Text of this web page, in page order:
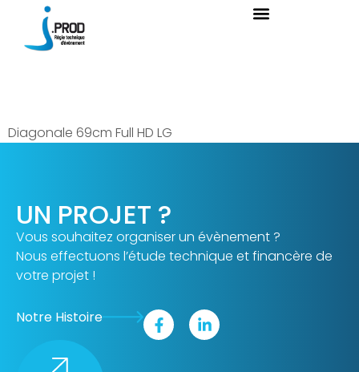
Diagonale 69cm Full HD LG
UN PROJET ?
Vous souhaitez organiser un évènement ?
Nous effectuons l’étude technique et financère de
votre projet !
Notre Histoire